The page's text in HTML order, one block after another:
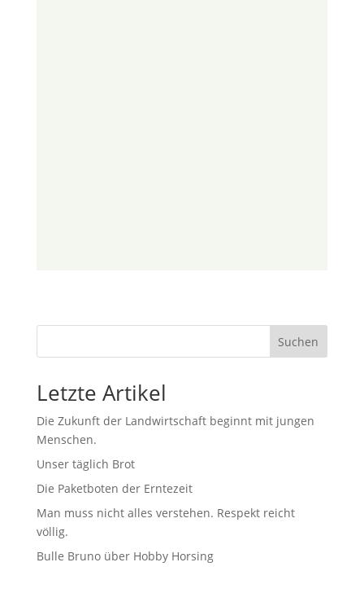
Suchen
Letzte Artikel
Die Zukunft der Landwirtschaft beginnt mit jungen
Menschen.
Unser täglich Brot
Die Paketboten der Erntezeit
Man muss nicht alles verstehen. Respekt reicht
völlig.
Bulle Bruno über Hobby Horsing